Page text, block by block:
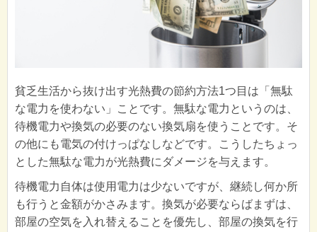
貧乏生活から抜け出す光熱費の節約方法1つ目は「無駄
な電力を使わない」ことです。無駄な電力というのは、
待機電力や換気の必要のない換気扇を使うことです。そ
の他にも電気の付けっぱなしなどです。こうしたちょっ
とした無駄な電力が光熱費にダメージを与えます。
待機電力自体は使用電力は少ないですが、継続し何か所
も行うと金額がかさみます。換気が必要ならばまずは、
部屋の空気を入れ替えることを優先し、部屋の換気を行